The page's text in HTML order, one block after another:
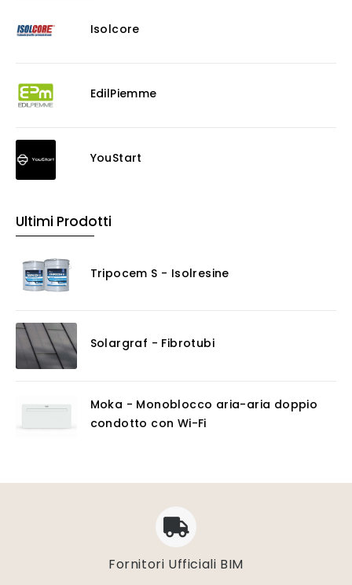
Isolcore
EdilPiemme
YouStart
Ultimi Prodotti
Tripocem S - Isolresine
Solargraf - Fibrotubi
Moka - Monoblocco aria-aria doppio
condotto con Wi-Fi
Fornitori Ufficiali BIM